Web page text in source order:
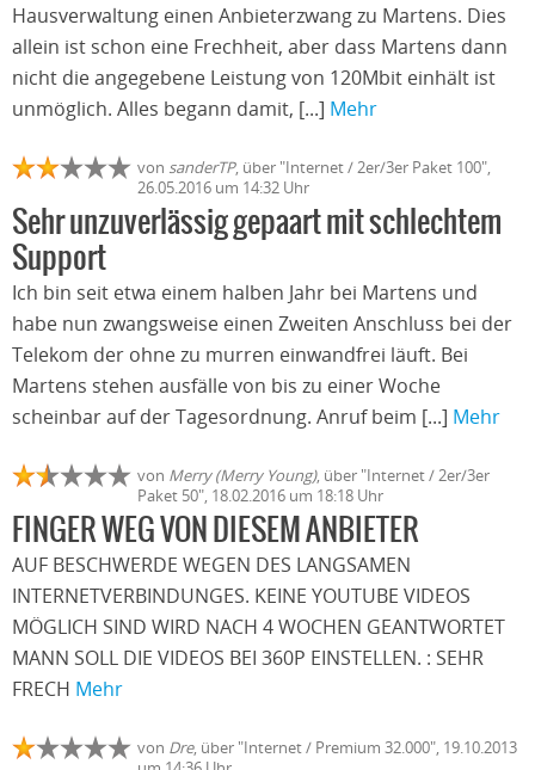
Hausverwaltung einen Anbieterzwang zu Martens. Dies
allein ist schon eine Frechheit, aber dass Martens dann
nicht die angegebene Leistung von 120Mbit einhält ist
unmöglich. Alles begann damit, [...] Mehr
von sanderTP, über "Internet / 2er/3er Paket 100",
26.05.2016 um 14:32 Uhr
Sehr unzuverlässig gepaart mit schlechtem
Support
Ich bin seit etwa einem halben Jahr bei Martens und
habe nun zwangsweise einen Zweiten Anschluss bei der
Telekom der ohne zu murren einwandfrei läuft. Bei
Martens stehen ausfälle von bis zu einer Woche
scheinbar auf der Tagesordnung. Anruf beim [...] Mehr
von Merry (Merry Young), über "Internet / 2er/3er
Paket 50", 18.02.2016 um 18:18 Uhr
FINGER WEG VON DIESEM ANBIETER
AUF BESCHWERDE WEGEN DES LANGSAMEN
INTERNETVERBINDUNGES. KEINE YOUTUBE VIDEOS
MÖGLICH SIND WIRD NACH 4 WOCHEN GEANTWORTET
MANN SOLL DIE VIDEOS BEI 360P EINSTELLEN. : SEHR
FRECH Mehr
von Dre, über "Internet / Premium 32.000", 19.10.2013